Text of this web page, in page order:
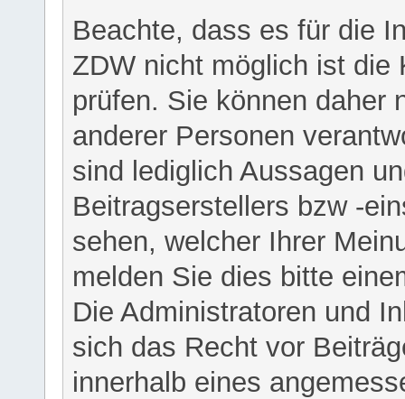
Beachte, dass es für die
ZDW nicht möglich ist die
prüfen. Sie können daher
anderer Personen
sind lediglich Aussagen
Beitragserstellers bzw -
sehen, welcher Ihrer
melden Sie dies bitte
Die Administratoren und
sich das Recht vor
innerhalb eines